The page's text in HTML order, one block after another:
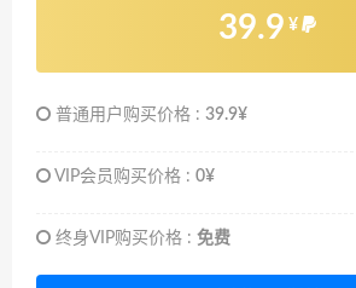
39.9 ¥
普通用户购买价格 : 39.9¥
VIP会员购买价格 : 0¥
终身VIP购买价格 : 免费